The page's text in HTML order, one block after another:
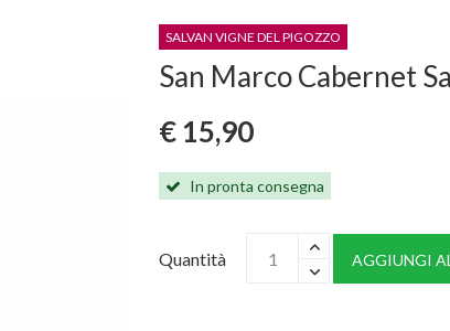
SALVAN VIGNE DEL PIGOZZO
San Marco Cabernet
€ 15,90
In pronta consegna
Quantità AGGIUNGI